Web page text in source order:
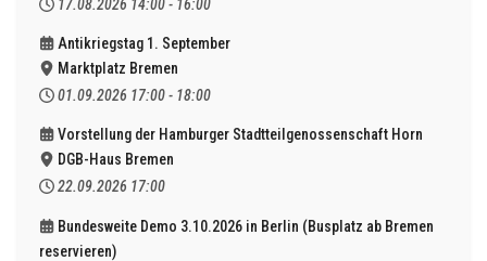
17.08.2026 14:00 - 16:00
Antikriegstag 1. September
Marktplatz Bremen
01.09.2026 17:00 - 18:00
Vorstellung der Hamburger Stadtteilgenossenschaft Horn
DGB-Haus Bremen
22.09.2026 17:00
Bundesweite Demo 3.10.2026 in Berlin (Busplatz ab Bremen
reservieren)